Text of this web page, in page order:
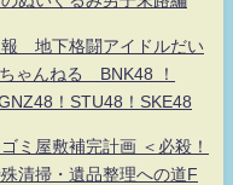
地下格闘アイドルだい
ゃんねる BNK48 ！
！STU48！SKE48
ミ屋敷補完計画 ＜必殺！
清掃・遺品整理への道F